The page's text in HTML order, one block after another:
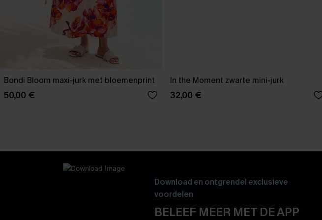
Bondi Bloom maxi-jurk met bloemenprint
50,00 €
In the Moment zwarte mini-jurk
32,00 €
Download en ontgrendel exclusieve
voordelen
BELEEF MEER MET DE APP